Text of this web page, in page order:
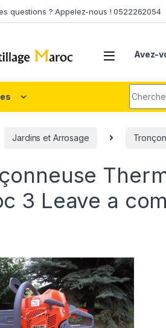
questions ? Appelez-nous ! 0522262054
Avez-
Jardins et Arrosage
3 Leave a